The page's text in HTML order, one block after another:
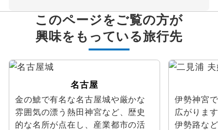
このページをご覧の方が
興味をもっている旅行先
名古屋
金の鯱で有名な名古屋城や厳かな
雰囲気の漂う熱田神宮など、歴史
的な名所が点在し、産業都市の活
伊勢神宮
広がりま
伊勢路な